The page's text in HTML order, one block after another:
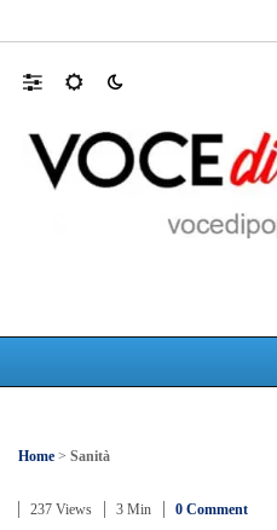
Home > Sanità
237 Views 3 Min 0 Comment